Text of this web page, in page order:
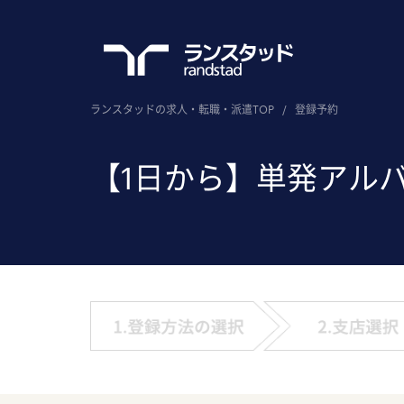
ランスタッドの求人・転職・派遣TOP / 登録予約
【1日から】単発アル